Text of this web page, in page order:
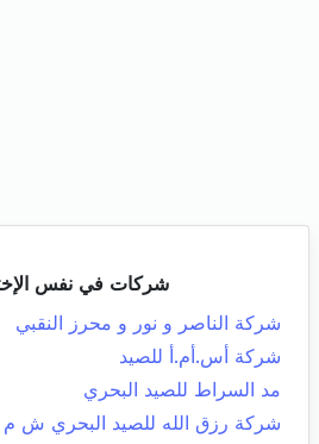
شركات في نفس
شركة الناصر و نور و محرز النقبي
شركة أس.أم.أ للصيد
مد السراط للصيد البحري
شركة رزق الله للصيد البحري ش